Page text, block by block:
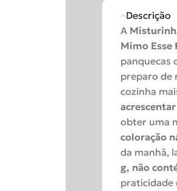
Descrição
A
Mimo Esse
panquecas
preparo de
cozinha
obter uma
coloração
da manhã,
g, não
praticidade